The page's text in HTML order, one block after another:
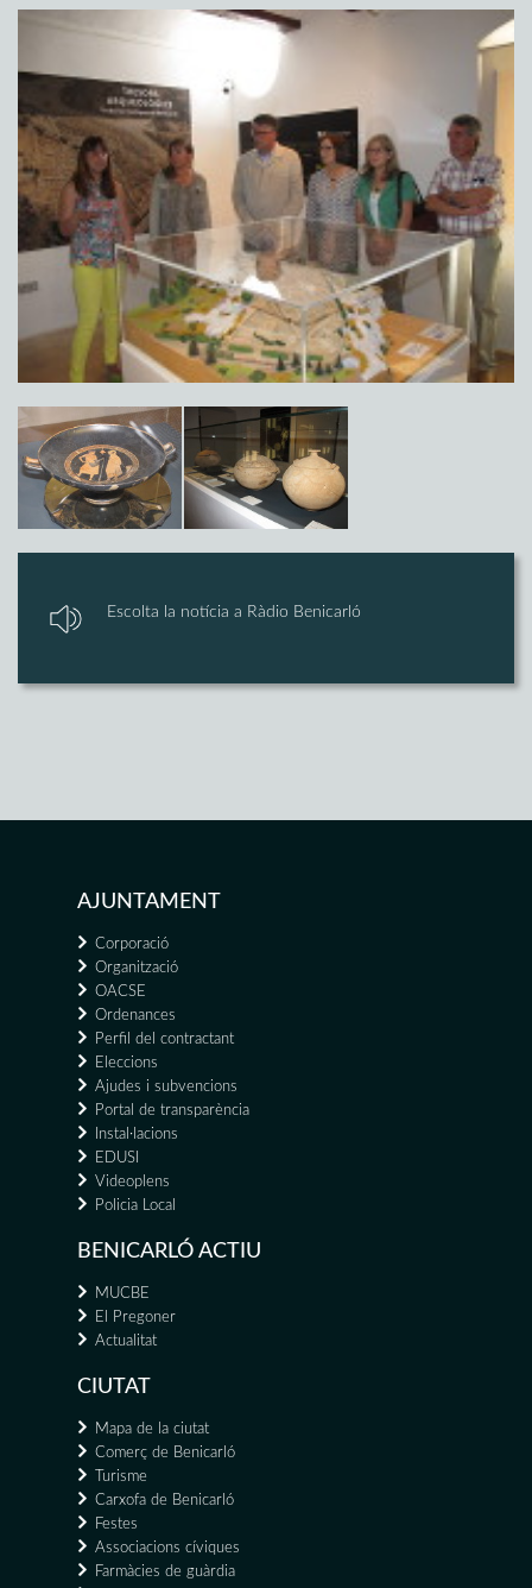
Escolta la notícia a Ràdio Benicarló
AJUNTAMENT
Corporació
Organització
OACSE
Ordenances
Perfil del contractant
Eleccions
Ajudes i subvencions
Portal de transparència
Instal·lacions
EDUSI
Videoplens
Policia Local
BENICARLÓ ACTIU
MUCBE
El Pregoner
Actualitat
CIUTAT
Mapa de la ciutat
Comerç de Benicarló
Turisme
Carxofa de Benicarló
Festes
Associacions cíviques
Farmàcies de guàrdia